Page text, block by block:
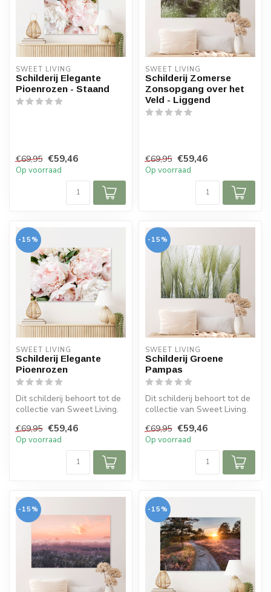
SWEET LIVING
Schilderij Elegante
Pioenrozen - Staand
€69,95 €59,46
Op voorraad
SWEET LIVING
Schilderij Zomerse
Zonsopgang over het
Veld - Liggend
€69,95 €59,46
Op voorraad
-15%
SWEET LIVING
Schilderij Elegante
Pioenrozen
Dit schilderij behoort tot de
collectie van Sweet Living.
€69,95 €59,46
Op voorraad
-15%
SWEET LIVING
Schilderij Groene
Pampas
Dit schilderij behoort tot de
collectie van Sweet Living.
€69,95 €59,46
Op voorraad
-15% -15%